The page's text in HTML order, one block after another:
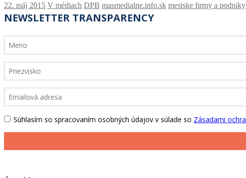
V médiach DPB masmedialne.info.sk mestske firmy a podniky